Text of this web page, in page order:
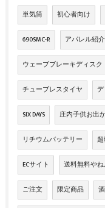
単気筒 初心者向け
690SMC-R アパレル紹介
ウェーブブレーキディスク
チューブレスタイヤ
SIX DAYS 庄内子供お出
リチウムバッテリー
ECサイト 送料無料や
ご注文 限定商品